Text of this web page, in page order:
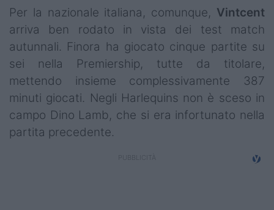
Per la nazionale italiana, comunque, Vintcent
arriva ben rodato in vista dei test match
autunnali. Finora ha giocato cinque partite su
sei nella Premiership, tutte da titolare,
mettendo insieme complessivamente 387
minuti giocati. Negli Harlequins non è sceso in
campo Dino Lamb, che si era infortunato nella
partita precedente.